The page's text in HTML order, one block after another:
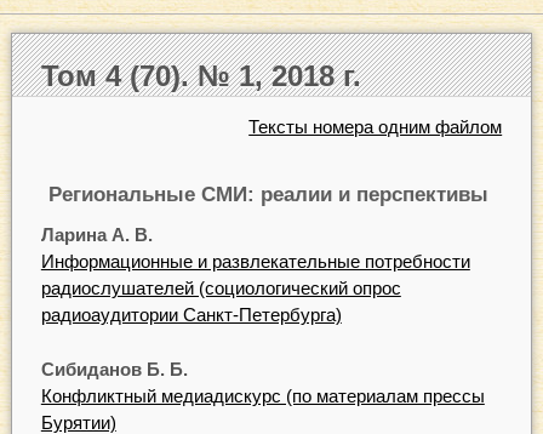
Том 4 (70). № 1, 2018 г.
Тексты номера одним файлом
Региональные СМИ: реалии и перспективы
Ларина А. В.
Информационные и развлекательные потребности
радиослушателей (социологический опрос
радиоаудитории Санкт-Петербурга)
Сибиданов Б. Б.
Конфликтный медиадискурс (по материалам прессы
Бурятии)